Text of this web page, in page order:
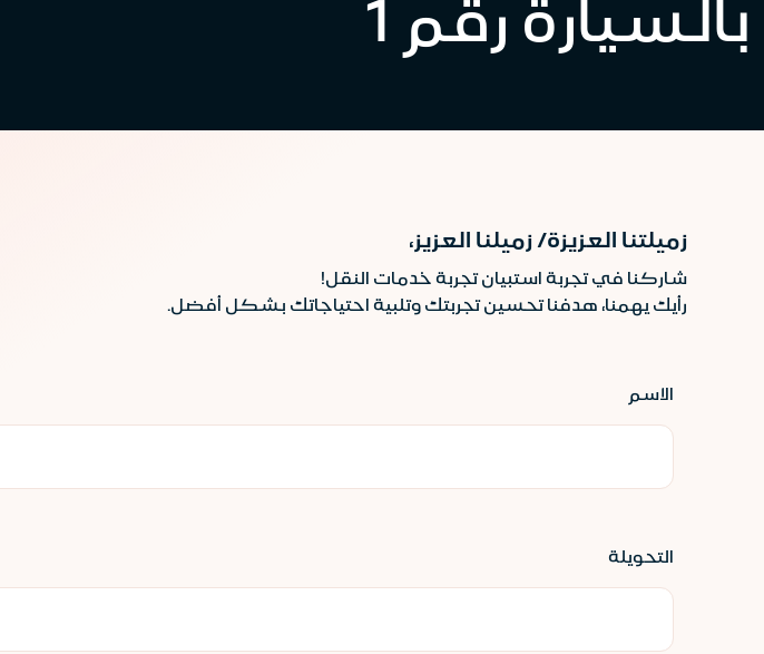
بالسيارة رقم 1
زميلتنا العزيزة/ زميلنا العزيز،
شاركنا في تجربة استبيان تجربة خدمات النقل!
رأيك يهمنا، هدفنا تحسين تجربتك وتلبية احتياجاتك بشكل أفضل.
الاسم
التحويلة